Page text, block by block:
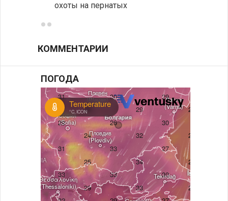
охоты на пернатых
КОММЕНТАРИИ
ПОГОДА